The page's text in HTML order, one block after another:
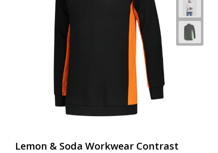
Lemon & Soda Workwear Contrast